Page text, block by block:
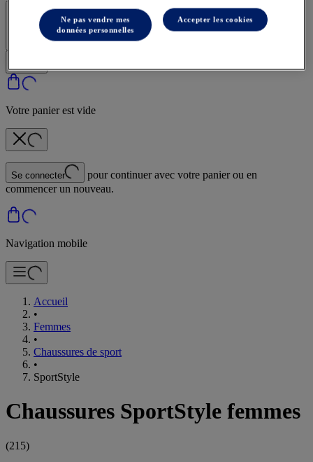
Se connecter | Créer un compte
Votre panier est vide
Se connecter
pour continuer avec votre panier ou en
commencer un nouveau.
Navigation mobile
Accueil
•
Femmes
•
Chaussures de sport
•
SportStyle
Chaussures SportStyle femmes
(215)
Ne pas vendre mes
données personnelles
Accepter les cookies